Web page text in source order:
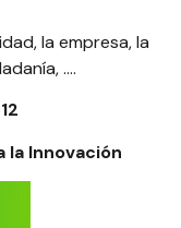
la empresa, la
….
la Innovación